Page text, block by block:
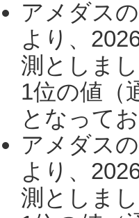
アメダス
より、
測としま
1位の値（
となって
アメダス
より、
測としま